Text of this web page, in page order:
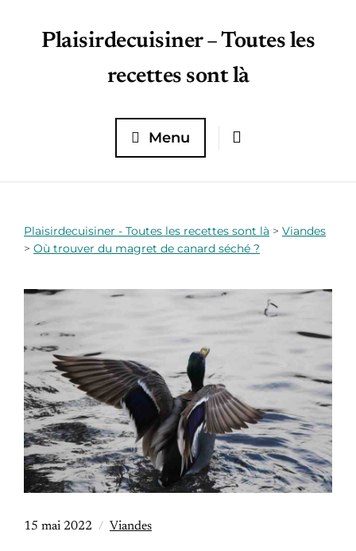
Plaisirdecuisiner – Toutes les
recettes sont là
Menu
Plaisirdecuisiner - Toutes les recettes sont là > Viandes
> Où trouver du magret de canard séché ?
15 mai 2022 Viandes